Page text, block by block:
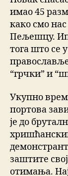
имао 45
како смо
Пељешцу.
тога што се
“грчки” и
Укупно
портова
је до
заштите
отимања.